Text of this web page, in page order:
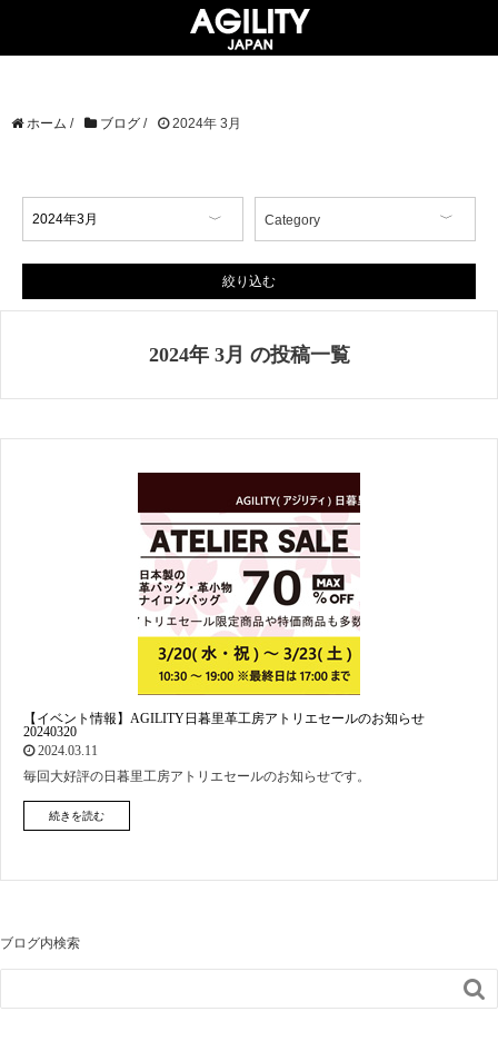
ホーム / ブログ / 2024年 3月
Category
AGILITY Affa(アジリティ アフ
ァ)
ブランド
絞り込む
2024年 3月 の投稿一覧
【イベント情報】AGILITY日暮里革工房アトリエセールのお知らせ
20240320
2024.03.11
毎回大好評の日暮里工房アトリエセールのお知らせです。
続きを読む
ブログ内検索
